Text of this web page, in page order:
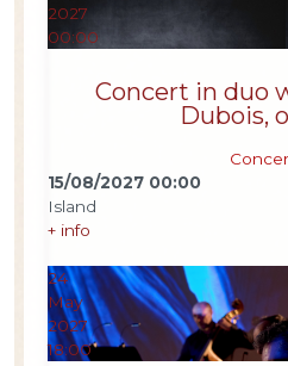
2027
00:00
Concert in duo
Dubois,
15/08/2027 00:00
Island
+ info
24
May
2027
18:00